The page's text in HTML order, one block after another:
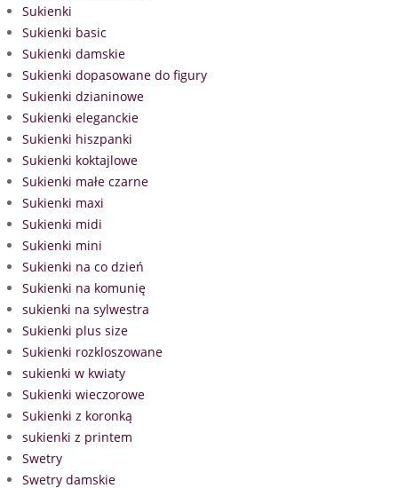
Sukienki
Sukienki basic
Sukienki damskie
Sukienki dopasowane do figury
Sukienki dzianinowe
Sukienki eleganckie
Sukienki hiszpanki
Sukienki koktajlowe
Sukienki małe czarne
Sukienki maxi
Sukienki midi
Sukienki mini
Sukienki na co dzień
Sukienki na komunię
sukienki na sylwestra
Sukienki plus size
Sukienki rozkloszowane
sukienki w kwiaty
Sukienki wieczorowe
Sukienki z koronką
sukienki z printem
Swetry
Swetry damskie